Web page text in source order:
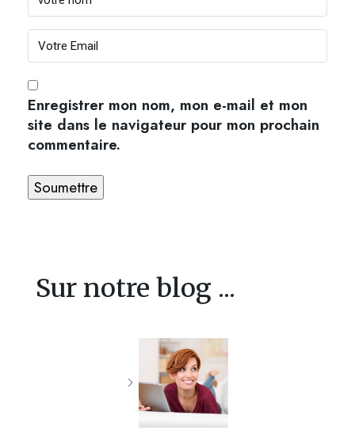
Enregistrer mon nom, mon e-mail et mon
site dans le navigateur pour mon prochain
commentaire.
Sur notre blog ...